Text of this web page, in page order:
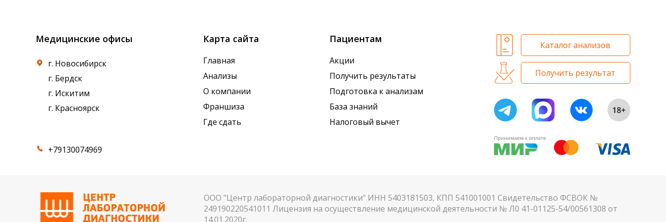
Медицинские офисы
г. Новосибирск
г. Бердск
г. Искитим
г. Красноярск
+79130074969
Карта сайта
Главная
Анализы
О компании
Франшиза
Где сдать
Пациентам
Акции
Получить результаты
Подготовка к анализам
База знаний
Налоговый вычет
Каталог анализов
Получить результат
ООО "Центр лабораторной диагностики" ИНН 5403181503, КПП 541001001 Свидетельство ФСВОК №
249190220541011 Лицензия на осуществление медицинской деятельности № Л0 41-01125-54/00561308 от
14.01.2020г.